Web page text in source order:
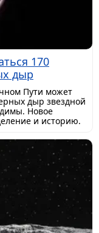
170
дыр
Пути может
дыр звездной
Новое
и историю.